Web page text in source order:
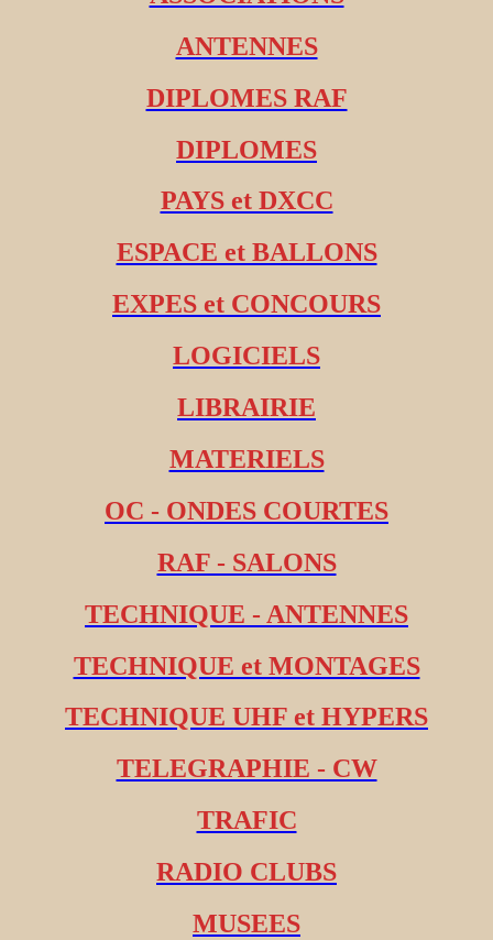
ANTENNES
DIPLOMES RAF
DIPLOMES
PAYS et DXCC
ESPACE et BALLONS
EXPES et CONCOURS
LOGICIELS
LIBRAIRIE
MATERIELS
OC - ONDES COURTES
RAF - SALONS
TECHNIQUE - ANTENNES
TECHNIQUE et MONTAGES
TECHNIQUE UHF et HYPERS
TELEGRAPHIE - CW
TRAFIC
RADIO CLUBS
MUSEES